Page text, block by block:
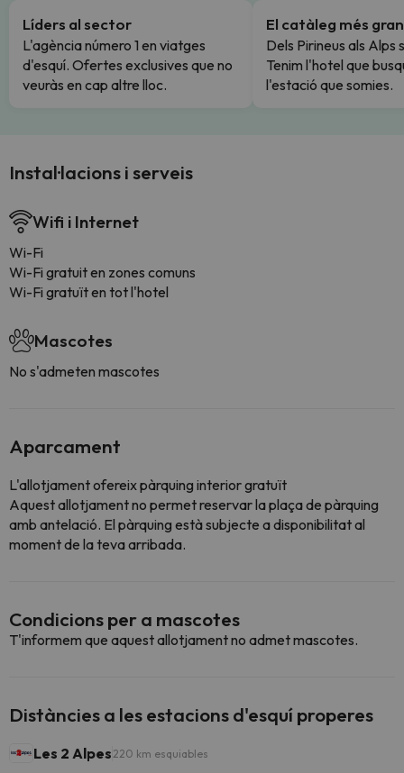
Líders al sector
L'agència número 1 en viatges
d'esquí. Ofertes exclusives que no
veuràs en cap altre lloc.
El catàleg més gran
Dels Pirineus als Alps
Tenim l'hotel que
l'estació que somies.
Instal·lacions i serveis
Wifi i Internet
Wi-Fi
Wi-Fi gratuit en zones comuns
Wi-Fi gratuït en tot l'hotel
Mascotes
No s'admeten mascotes
Aparcament
L'allotjament ofereix pàrquing interior gratuït
Aquest allotjament no permet reservar la plaça de pàrquing
amb antelació. El pàrquing està subjecte a disponibilitat al
moment de la teva arribada.
Condicions per a mascotes
T'informem que aquest allotjament no admet mascotes.
Distàncies a les estacions d'esquí properes
Les 2 Alpes 220 km esquiables